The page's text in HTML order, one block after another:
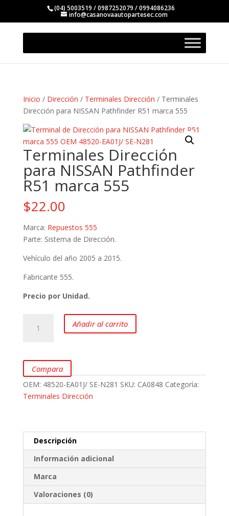
(04) 5003519 / 0987252079 / 0994086236
info@casanovaautopartesec.com
Inicio / Dirección / Terminales Dirección / Terminales
Dirección para NISSAN Pathfinder R51 marca 555
Terminales Dirección
para NISSAN Pathfinder
R51 marca 555
$22.00
Marca: Repuestos 555
Parte: Sistema de Dirección.
Vehículo del año 2005 a 2015.
Fabricante 555.
Precio por Unidad.
Dirección
Pathfinder
R51
marca
555
Añadir al carrito
Compara
OEM: 48520-EA01J/ SE-N281 SKU: CA0848 Categoría:
Terminales Dirección
Descripción
Información adicional
Marca
Valoraciones (0)